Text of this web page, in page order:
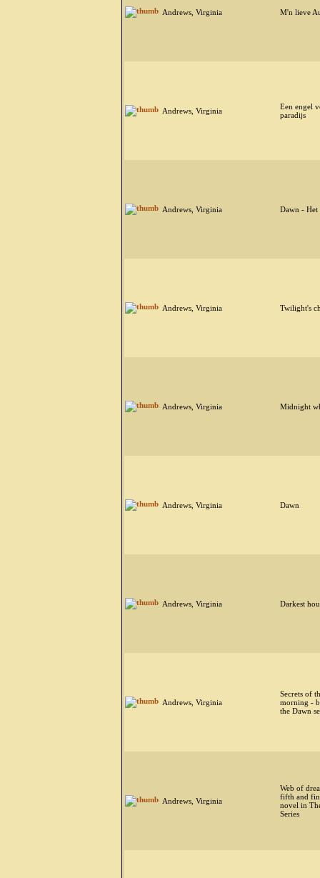
Andrews, Virginia M'n lieve
Andrews, Virginia
Een engel
paradijs
Andrews, Virginia Dawn - Het
Andrews, Virginia Twilight's
Andrews, Virginia Midnight
Andrews, Virginia Dawn
Andrews, Virginia Darkest
Andrews, Virginia
Secrets of
morning -
the Dawn
Andrews, Virginia
Web of
fifth and
novel in
Series